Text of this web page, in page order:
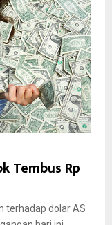
Tembus Rp
terhadap dolar AS